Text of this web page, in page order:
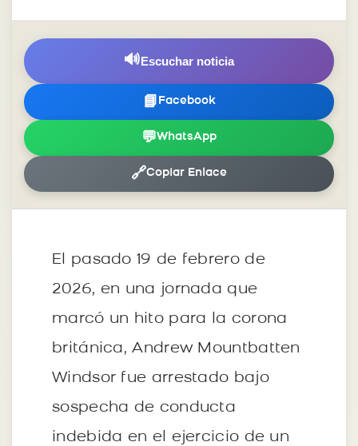
🔊Escuchar noticia
📘 Facebook
💬WhatsApp
🔗Copiar Enlace
El pasado 19 de febrero de
2026, en una jornada que
marcó un hito para la corona
británica, Andrew Mountbatten
Windsor fue arrestado bajo
sospecha de conducta
indebida en el ejercicio de un